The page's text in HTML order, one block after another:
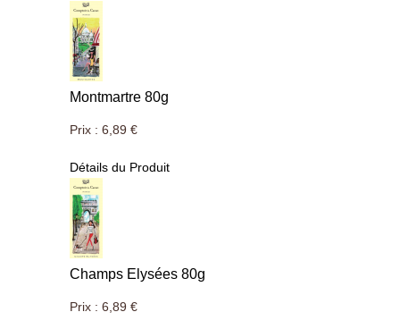
Montmartre 80g
Prix : 6,89 €
Détails du Produit
Champs Elysées 80g
Prix : 6,89 €